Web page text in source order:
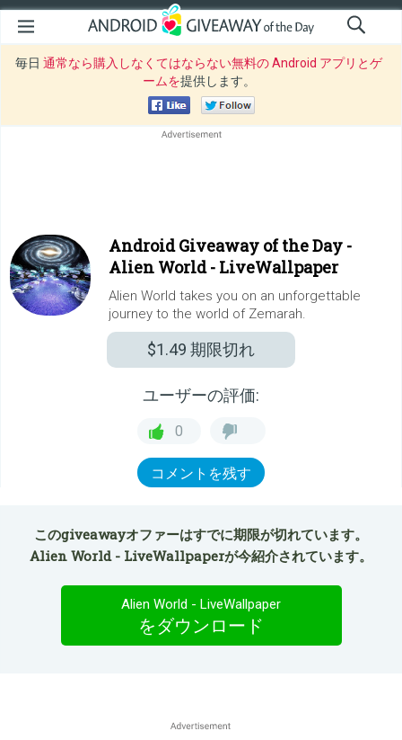
毎日 通常なら購入しなくてはならない無料の Android アプリとゲ
ームを提供します。
Android Giveaway of the Day -
Alien World - LiveWallpaper
Alien World takes you on an unforgettable
journey to the world of Zemarah.
$1.49 期限切れ
ユーザーの評価:
0
コメントを残す
このgiveawayオファーはすでに期限が切れています。
Alien World - LiveWallpaperが今紹介されています。
Alien World - LiveWallpaper
をダウンロード